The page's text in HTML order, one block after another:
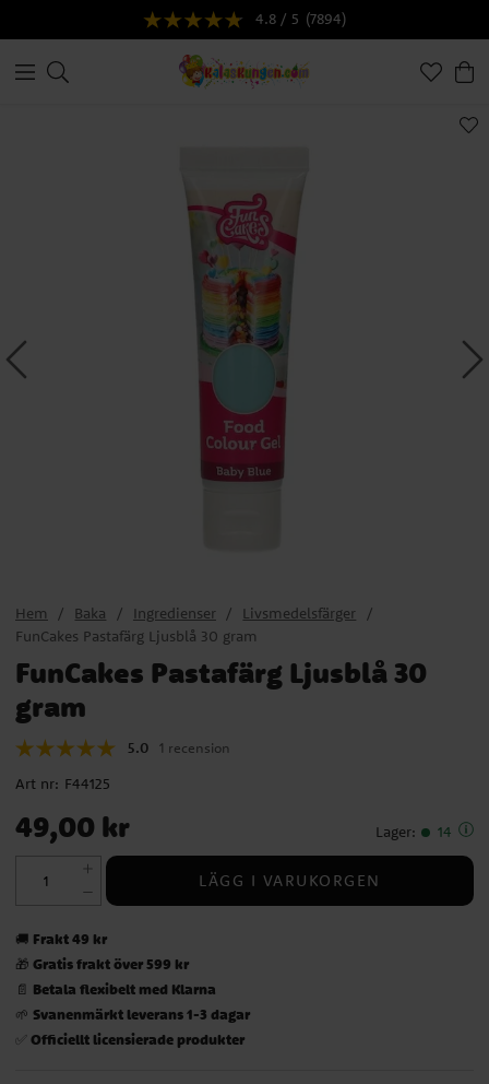
4.8 / 5 (7894)
Hem Baka Ingredienser
Livsmedelsfärger
FunCakes Pastafärg Ljusblå 30 gram
FunCakes Pastafärg Ljusblå 30
gram
5.0 1 recension
Art nr: F44125
Pris: 49,00 kr
49,00 kr Lager: 14
LÄGG I VARUKORGEN
🚚 Frakt 49 kr
🎁 Gratis frakt över 599 kr
📄 Betala flexibelt med Klarna
🌱 Svanenmärkt leverans 1-3 dagar
✅ Officiellt licensierade produkter